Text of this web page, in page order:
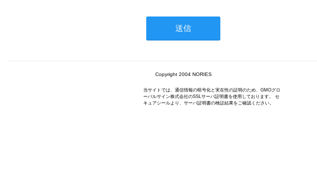
Copyright 2004 NORIES
当サイトでは、通信情報の暗号化と実在性の証明のため、GMOグロ
ーバルサイン株式会社のSSLサーバ証明書を使用しております。 セ
キュアシールより、サーバ証明書の検証結果をご確認ください。